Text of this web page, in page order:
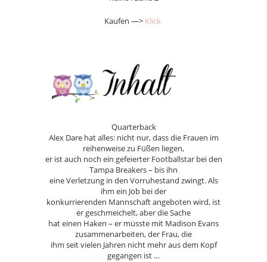
Kaufen —> Klick
Quarterback
Alex Dare hat alles: nicht nur, dass die Frauen im
reihenweise zu Füßen liegen,
er ist auch noch ein gefeierter Footballstar bei den
Tampa Breakers – bis ihn
eine Verletzung in den Vorruhestand zwingt. Als
ihm ein Job bei der
konkurrierenden Mannschaft angeboten wird, ist
er geschmeichelt, aber die Sache
hat einen Haken – er müsste mit Madison Evans
zusammenarbeiten, der Frau, die
ihm seit vielen Jahren nicht mehr aus dem Kopf
gegangen ist …